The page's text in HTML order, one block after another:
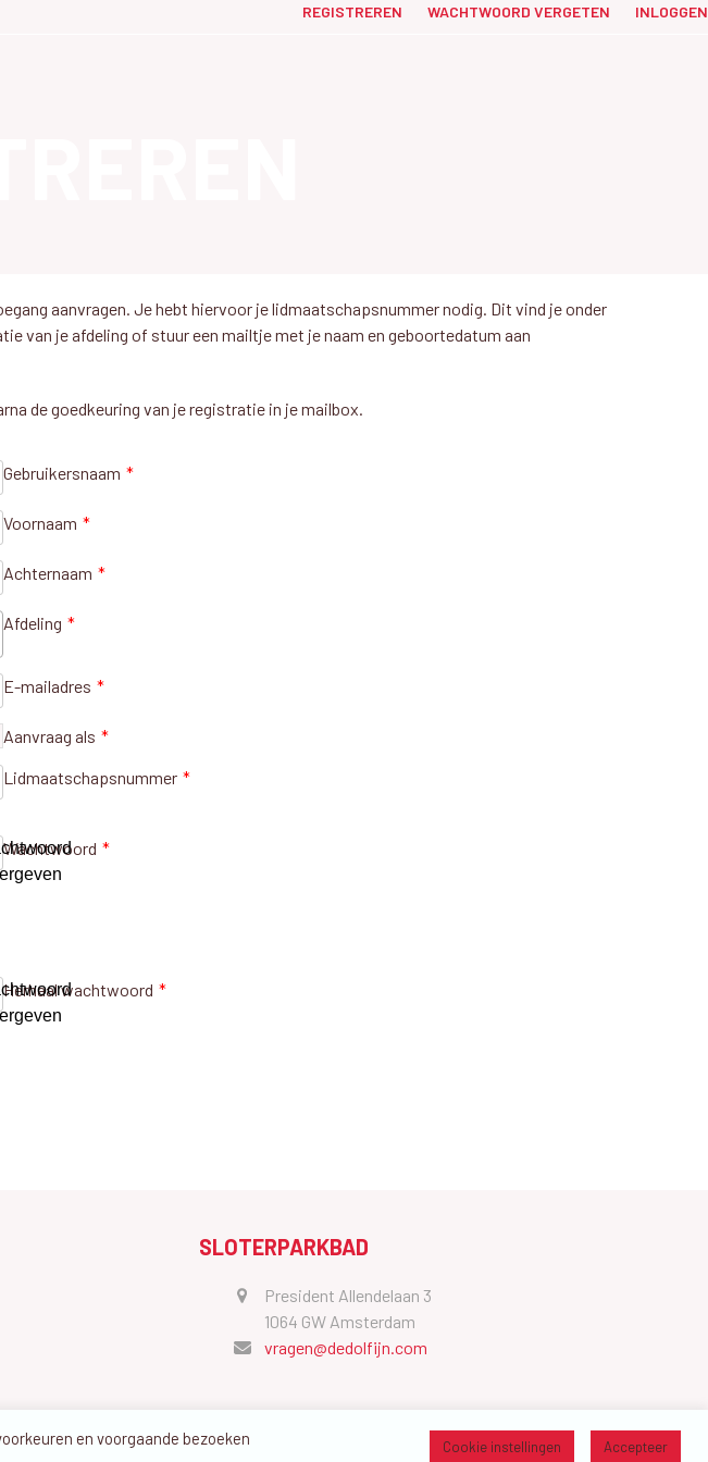
REGISTREREN WACHTWOORD VERGETEN INLOGGEN
aanvragen. Je hebt hiervoor je lidmaatschapsnummer nodig. Dit vind je onder
van je afdeling of stuur een mailtje met je naam en geboortedatum aan
de goedkeuring van je registratie in je mailbox.
Gebruikersnaam *
Voornaam *
Achternaam *
Afdeling *
E-mailadres *
Aanvraag als *
Lidmaatschapsnummer *
Wachtwoord *
Herhaal wachtwoord *
SLOTERPARKBAD
President Allendelaan 3
1064 GW Amsterdam
vragen@dedolfijn.com
en voorgaande bezoeken
Cookie instellingen Accepteer